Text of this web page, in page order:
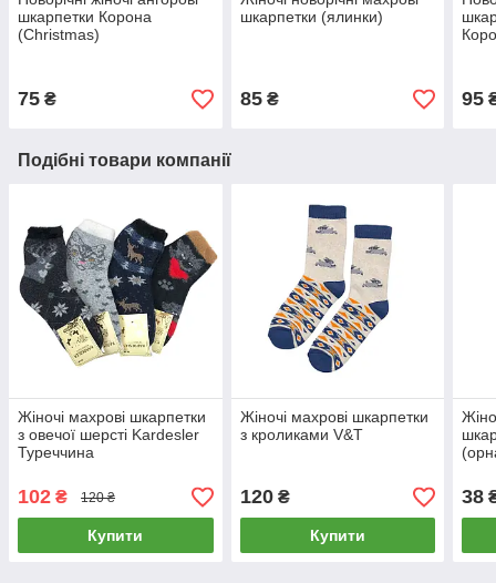
шкарпетки Корона
(Christmas)
75 ₴
шкарпетки (ялинки)
85₴ 95
Подібні товари компанії
Жіночі махрові шкарпетки
з овечої шерсті Kardesler
Туреччина
102 ₴ 120 ₴
Купити
Жіночі махрові шкарпетки
з кроликами V&T
120₴
Купити
38